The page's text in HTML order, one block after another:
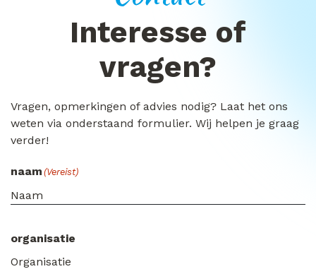
Interesse of
vragen?
Vragen, opmerkingen of advies nodig? Laat het ons
weten via onderstaand formulier. Wij helpen je graag
verder!
naam (Vereist)
organisatie